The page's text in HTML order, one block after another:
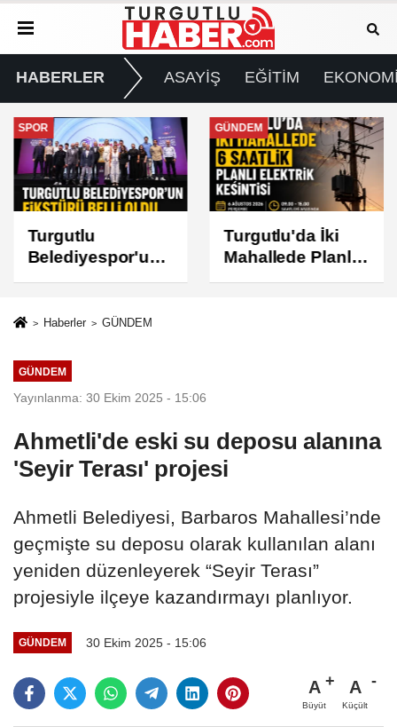
HABERLER ASAYİŞ EĞİTİM
SPOR
Turgutlu
Belediyespor'un
Fikstürü Belli
GÜNDEM
Turgutlu'da İki
Mahallede Planlı
Elektrik Kesintisi
Haberler GÜNDEM
GÜNDEM
Yayınlanma: 30 Ekim 2025 - 15:06
Ahmetli'de eski su deposu alanına
'Seyir Terası' projesi
Ahmetli Belediyesi, Barbaros Mahallesi’nde
geçmişte su deposu olarak kullanılan alanı
yeniden düzenleyerek “Seyir Terası”
projesiyle ilçeye kazandırmayı planlıyor.
GÜNDEM 30 Ekim 2025 - 15:06
A
Büyüt
A
Küçült